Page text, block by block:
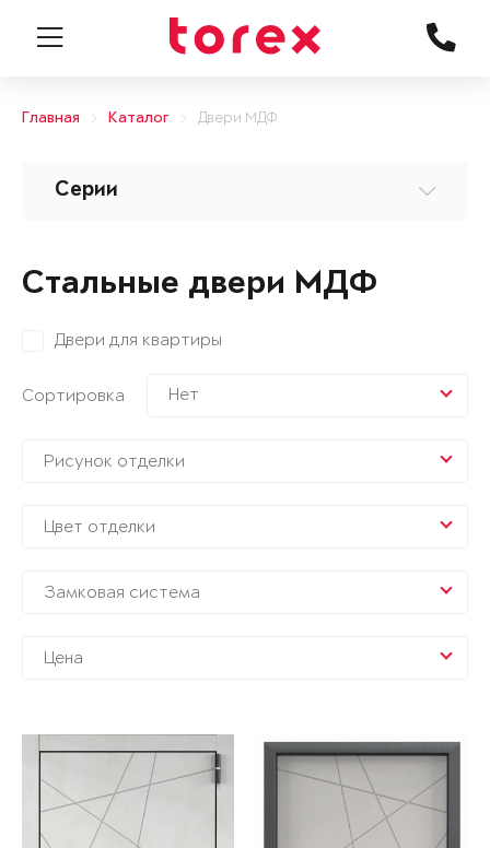
Главная Каталог Двери МДФ
Серии
Стальные двери МДФ
Двери для квартиры
Сортировка Нет
Рисунок отделки
Цвет отделки
Замковая система
Цена